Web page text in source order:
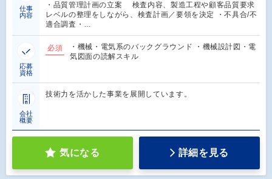
仕事
内容
・品質管理計画の立案 検査内容、製造工程や顧客品質要求
レベルの整理をしながら、検査計画／要領を決定 ・不具合/不
適合調査・…
応募
資格
必須
・機械・電気系のバックグラウンド ・機械設計図・電
気図面の読解スキル
会社
概要
技術力を活かした事業を展開しています。
気になる 詳細を見る